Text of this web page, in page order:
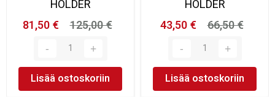
HOLDER
81,50 €
125,00 €
Lisää ostoskoriin
HOLDER
43,50 €
66,50 €
Lisää ostoskoriin